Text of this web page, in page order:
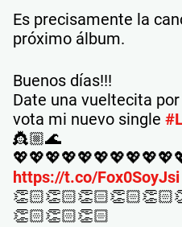
Es precisamente la
próximo álbum.
Buenos días!!!
Date una vueltecita por
vota mi nuevo single
👸🏼🌊
https://t.co/Fox0SoyJsi
👏🏻👏🏻👏🏻